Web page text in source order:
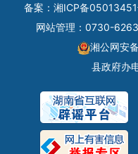
备案： 湘ICP备
网站管理：0730-
湘公网安
县政府办